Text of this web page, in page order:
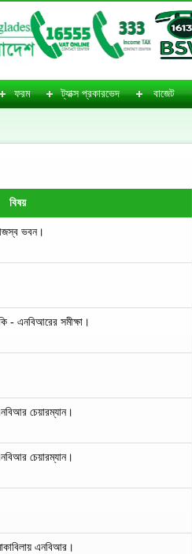
ফরম ট্যাক্স প্রকারভেদ বাজেট
বিষয়
ভবন।
- এনবিআরের সমীক্ষা।
চেয়ারম্যান।
চেয়ারম্যান।
এনবিআর।